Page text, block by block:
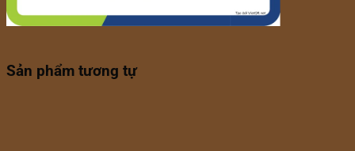
Sản phẩm tương tự